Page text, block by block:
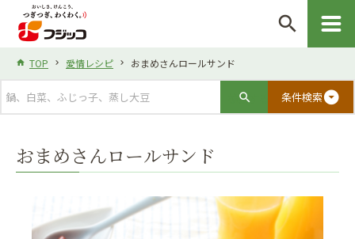
search
TOP 愛情レシピ おまめさんロールサンド
条件検索arrow_drop_down_circle
おまめさんロールサンド